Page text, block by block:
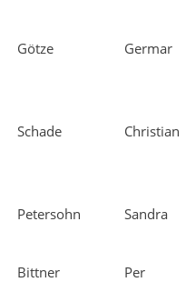
Götze Germar
Schade Christian
Petersohn Sandra
Bittner Per